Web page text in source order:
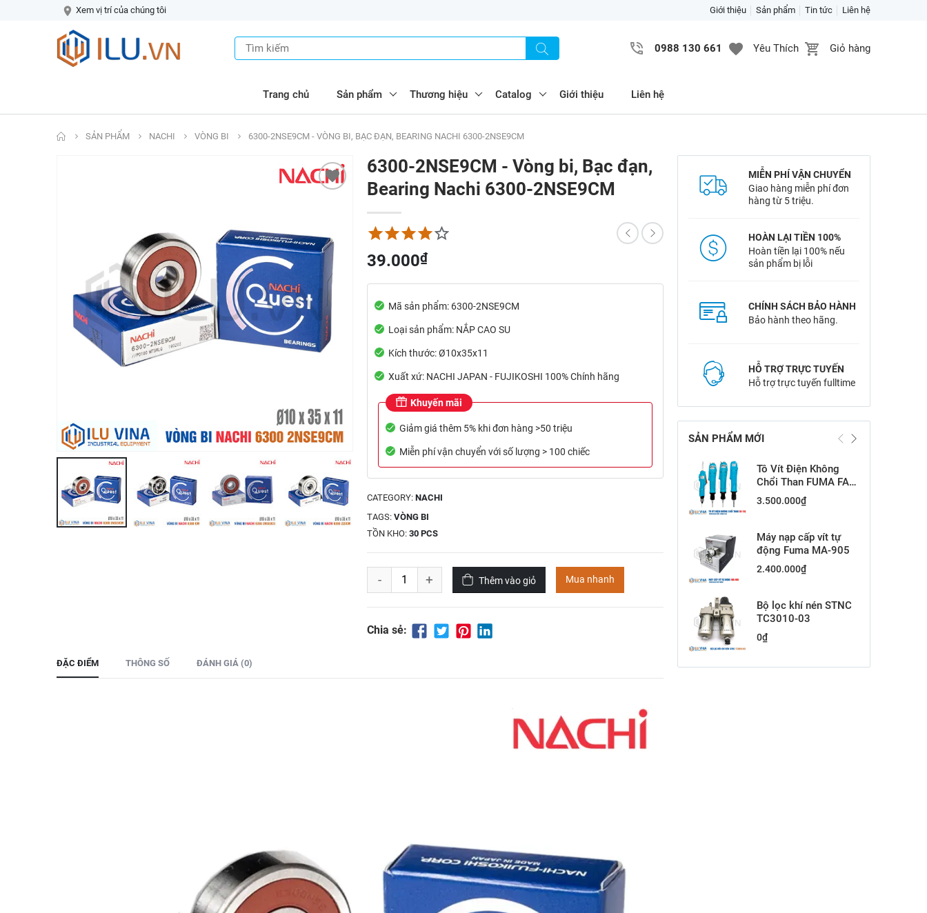
Xem vị trí của chúng tôi Giới thiệu Sản phẩm Tin tức Liên hệ
0988 130 661 Yêu Thích Giỏ hàng
Trang chủ Sản phẩm Thương hiệu Catalog Giới thiệu Liên hệ
SẢN PHẨM NACHI VÒNG BI 6300-2NSE9CM - VÒNG BI, BẠC ĐẠN, BEARING NACHI 6300-2NSE9CM
6300-2NSE9CM - Vòng bi, Bạc đạn,
Bearing Nachi 6300-2NSE9CM
39.000₫
Mã sản phẩm: 6300-2NSE9CM
Loại sản phẩm: NẮP CAO SU
Kích thước: Ø10x35x11
Xuất xứ: NACHI JAPAN - FUJIKOSHI 100% Chính hãng
Khuyến mãi
Giảm giá thêm 5% khi đơn hàng >50 triệu
Miễn phí vận chuyển với số lượng > 100 chiếc
CATEGORY: NACHI
TAGS: VÒNG BI
TỒN KHO: 30 PCS
- + Thêm vào giỏ Mua nhanh
Chia sẻ:
ĐẶC ĐIỂM THÔNG SỐ ĐÁNH GIÁ (0)
MIỄN PHÍ VẬN CHUYỂN
Giao hàng miễn phí đơn
hàng từ 5 triệu.
HOÀN LẠI TIỀN 100%
Hoàn tiền lại 100% nếu
sản phẩm bị lỗi
CHÍNH SÁCH BẢO HÀNH
Bảo hành theo hãng.
HỖ TRỢ TRỰC TUYẾN
Hỗ trợ trực tuyến fulltime
SẢN PHẨM MỚI
Tô Vít Điện Không
Chổi Than FUMA FA-
15L
3.500.000₫
Máy nạp cấp vít tự
động Fuma MA-905
2.400.000₫
Bộ lọc khí nén STNC
TC3010-03
0₫